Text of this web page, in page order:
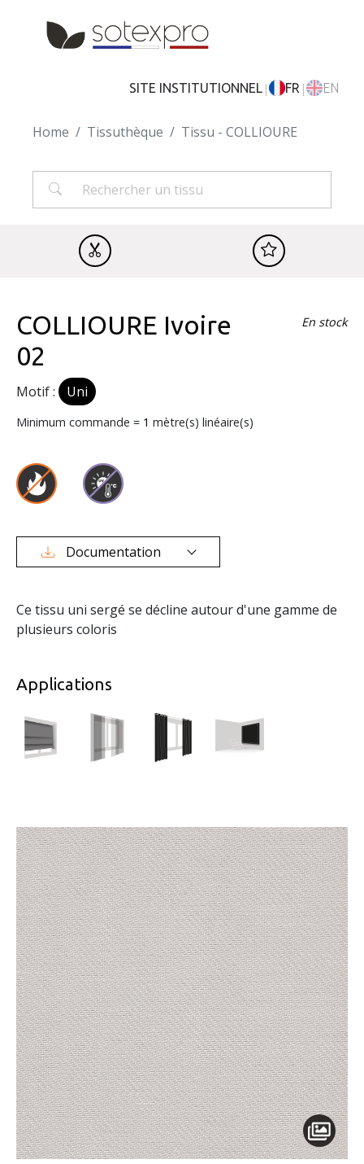
Skip to main content
SITE INSTITUTIONNEL| FR | EN
Home Tissuthèque Tissu - COLLIOURE
COLLIOURE Ivoire
02
Motif : Uni
Minimum commande = 1 mètre(s) linéaire(s)
En stock
Documentation
Ce tissu uni sergé se décline autour d'une gamme de
plusieurs coloris
Applications